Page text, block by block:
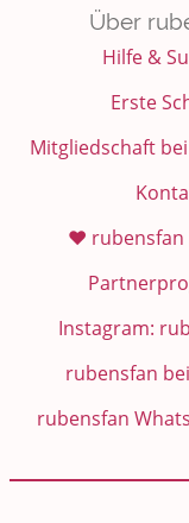
Über
Hilfe &
Erste
Mitgliedschaft
❤️ rubensfan
Instagram:
rubensfan
rubensfan